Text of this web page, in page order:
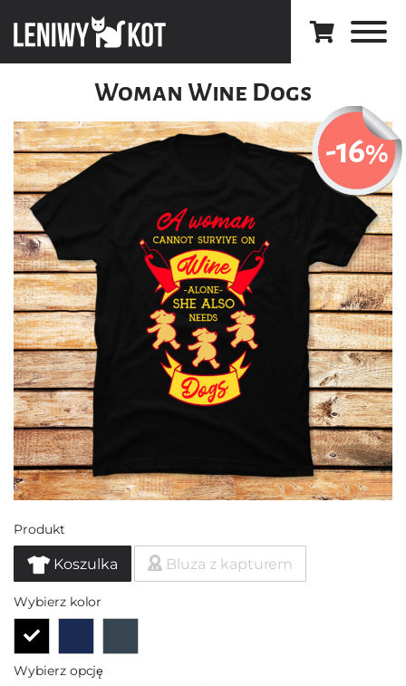
Woman Wine Dogs
-16%
Produkt
Koszulka Bluza z kapturem
Wybierz kolor
Wybierz opcję